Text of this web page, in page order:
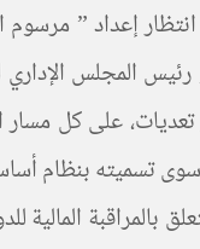
إعداد ”
رئيس المجلس
على كل مسار
سوى تسميته بنظام
المشترك، على الظهير 01-03-195 الصادر في